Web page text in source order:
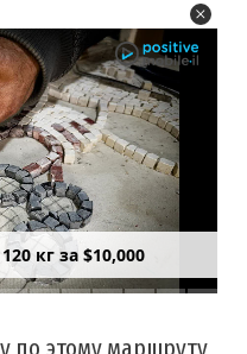
вид на
Тель Авив